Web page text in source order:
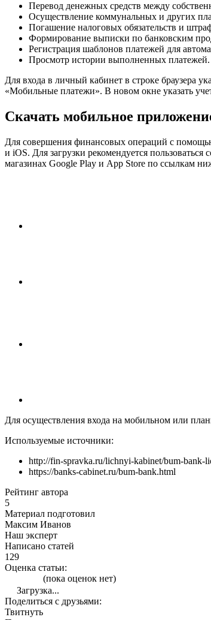
Перевод денежных средств между
Осуществление коммунальных и других
Погашение налоговых обязательств и
Формирование выписки по банковским
Регистрация шаблонов платежей для
Просмотр истории выполненных платежей.
Для входа в личный кабинет в строке браузера
«Мобильные платежи». В новом окне указать
Скачать мобильное
Для совершения финансовых операций с
и iOS. Для загрузки рекомендуется
магазинах Google Play и App Store по ссылкам
Для осуществления входа на мобильном или
Используемые источники:
http://fin-spravka.ru/lichnyi-kabinet/bum-bank-
https://banks-cabinet.ru/bum-bank.html
Рейтинг автора
5
Материал подготовил
Максим Иванов
Наш эксперт
Написано статей
129
Оценка статьи:
(пока оценок нет)
Загрузка...
Поделиться с друзьями:
Твитнуть